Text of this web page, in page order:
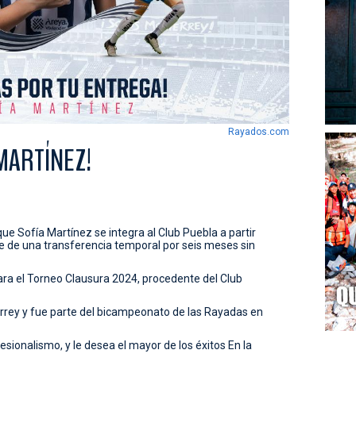
Rayados.com
Sofía Martínez se integra al Club Puebla a partir
de una transferencia temporal por seis meses sin
el Torneo Clausura 2024, procedente del Club
y fue parte del bicampeonato de las Rayadas en
y le desea el mayor de los éxitos En la